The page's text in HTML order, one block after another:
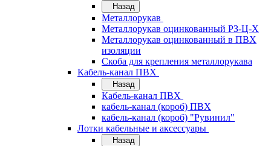
Назад
Металлорукав
Металлорукав оцинкованный РЗ-Ц-Х
Металлорукав оцинкованный в ПВХ
изоляции
Скоба для крепления металлорукава
Кабель-канал ПВХ
Назад
Кабель-канал ПВХ
кабель-канал (короб) ПВХ
кабель-канал (короб) "Рувинил"
Лотки кабельные и аксессуары
Назад